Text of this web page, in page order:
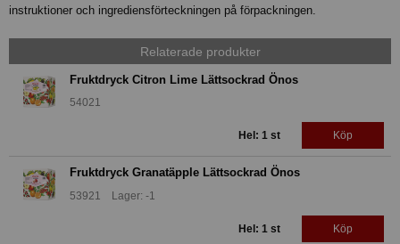
instruktioner och ingrediensförteckningen på förpackningen.
Relaterade produkter
Fruktdryck Citron Lime Lättsockrad Önos
54021
Hel: 1 st Köp
Fruktdryck Granatäpple Lättsockrad Önos
53921 Lager: -1
Hel: 1 st Köp